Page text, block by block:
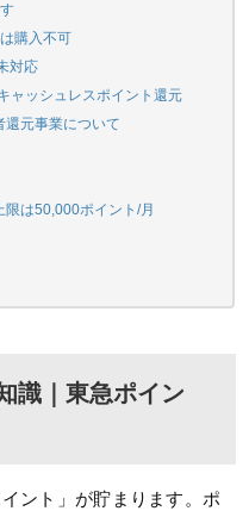
購入不可
対応
ャッシュレスポイント還元
還元事業について
限は50,000ポイント/月
識｜東急ポイン
ント」が貯まります。ポ